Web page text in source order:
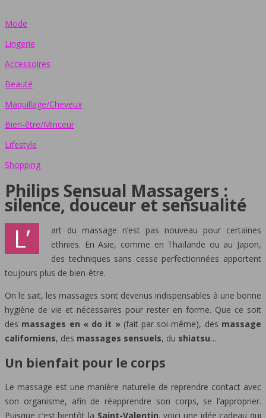
Mode
Lingerie
Accessoires
Beauté
Maquillage/Cheveux
Bien-être/Minceur
Lifestyle
Shopping
Philips Sensual Massagers :
silence, douceur et sensualité
L’
art du massage n’est pas nouveau pour certaines
ethnies. En Asie, comme en Thaïlande ou au Japon,
des techniques sans cesse perfectionnées apportent
toujours plus de bien-être.
On le sait, les massages sont devenus indispensables à une bonne
hygiène de vie et nécessaires pour rester en forme. Que ce soit
des massages en « do it »(fait par soi-même), des massage
californiens, des massages sensuels, du shiatsu…
Un bienfait pour le corps
Le massage est une manière naturelle de reprendre contact avec
son organisme, afin de réapprendre son corps, se l’approprier.
Puisque c’est bientôt la Saint-Valentin, voici une idée cadeau qui